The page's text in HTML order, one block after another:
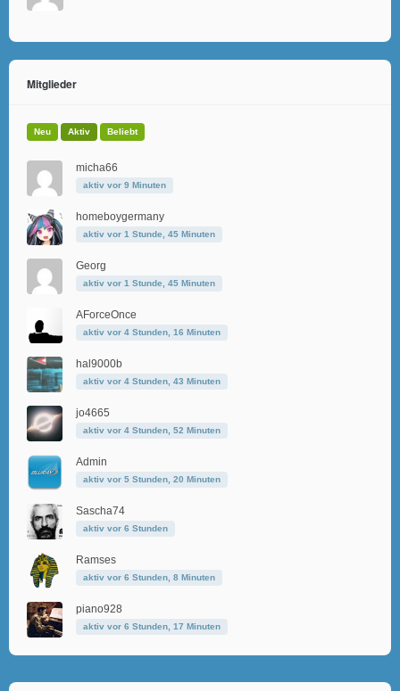
Mitglieder
Neu Aktiv Beliebt
micha66
aktiv vor 9 Minuten
homeboygermany
aktiv vor 1 Stunde, 45 Minuten
Georg
aktiv vor 1 Stunde, 45 Minuten
AForceOnce
aktiv vor 4 Stunden, 16 Minuten
hal9000b
aktiv vor 4 Stunden, 43 Minuten
jo4665
aktiv vor 4 Stunden, 52 Minuten
Admin
aktiv vor 5 Stunden, 20 Minuten
Sascha74
aktiv vor 6 Stunden
Ramses
aktiv vor 6 Stunden, 8 Minuten
piano928
aktiv vor 6 Stunden, 17 Minuten